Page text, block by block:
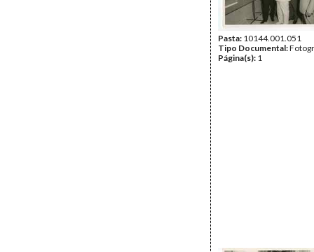
Pasta: 10144.001.051
Tipo Documental:
Página(s): 1